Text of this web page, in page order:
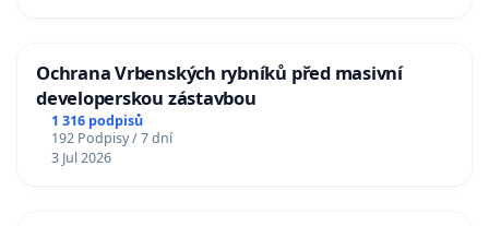
Ochrana Vrbenských rybníků před masivní
developerskou zástavbou
1 316 podpisů
192 Podpisy / 7 dní
3 Jul 2026